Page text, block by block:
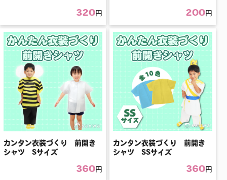
320円 200円
カンタン衣装づくり 前開き
シャツ Sサイズ
360円
カンタン衣装づくり 前開き
シャツ SSサイズ
360円